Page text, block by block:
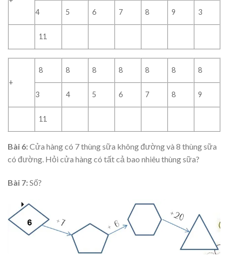
4 5 6 7 8 9 3
11
+
8 8 8 8 8 8 8
3 4 5 6 7 8 9
11
Bài 6:Cửa hàng có 7 thùng sữa không đường và 8 thùng sữa
có đường. Hỏi cửa hàng có tất cả bao nhiêu thùng sữa?
Bài 7:Số?